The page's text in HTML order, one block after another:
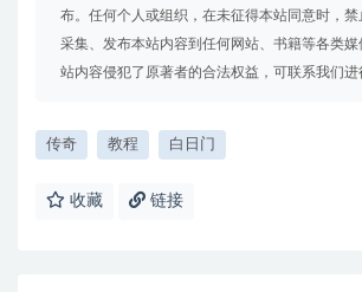
布。任何个人或组织，在未征得本站同意时，禁
采集、发布本站内容到任何网站、书籍等各类
站内容侵犯了原著者的合法权益，可联系我们进
传奇 教程 白日门
收藏 链接